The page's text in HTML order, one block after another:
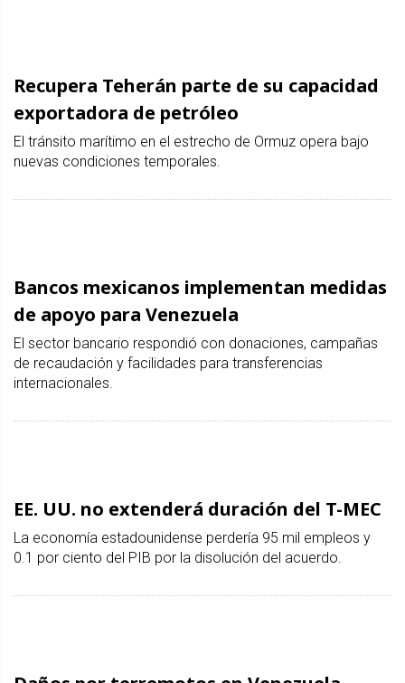
Recupera Teherán parte de su capacidad
exportadora de petróleo
El tránsito marítimo en el estrecho de Ormuz opera bajo
nuevas condiciones temporales.
Bancos mexicanos implementan medidas
de apoyo para Venezuela
El sector bancario respondió con donaciones, campañas
de recaudación y facilidades para transferencias
internacionales.
EE. UU. no extenderá duración del T-MEC
La economía estadounidense perdería 95 mil empleos y
0.1 por ciento del PIB por la disolución del acuerdo.